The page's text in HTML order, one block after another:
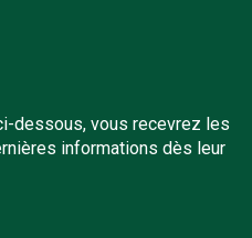
dessous, vous recevrez les
informations dès leur